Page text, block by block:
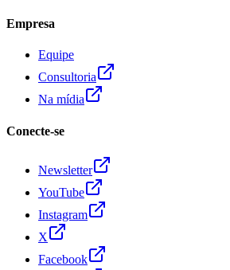
Empresa
Equipe
Consultoria
Na mídia
Conecte-se
Newsletter
YouTube
Instagram
X
Facebook